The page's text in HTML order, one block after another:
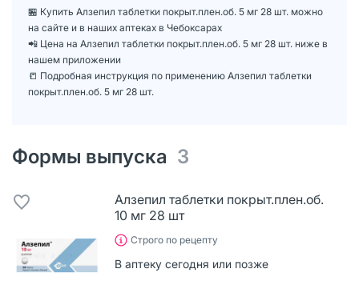
🏪 Купить Алзепил таблетки покрыт.плен.об. 5 мг 28 шт. можно
на сайте и в наших аптеках в Чебоксарах
📲 Цена на Алзепил таблетки покрыт.плен.об. 5 мг 28 шт. ниже в
нашем приложении
📒 Подробная инструкция по применению Алзепил таблетки
покрыт.плен.об. 5 мг 28 шт.
Формы выпуска 3
Алзепил таблетки покрыт.плен.об.
10 мг 28 шт
Строго по рецепту
В аптеку сегодня или позже